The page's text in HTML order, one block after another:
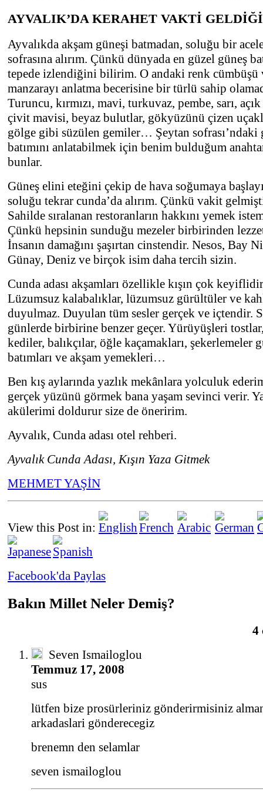
AYVALIK’DA KERAHET VAKTİ
Ayvalıkda akşam güneşi batmadan, soluğu bir
sofrasına alırım. Çünkü dünyada en güzel güneş
tepede izlendiğini bilirim. O andaki renk cümbüşü
manzarayı anlatma becerisine bir türlü sahip
Turuncu, kırmızı, mavi, turkuvaz, pembe, sarı,
çivit mavisi, beyaz bulutlar, gökyüzünü çizen
gölge gibi süzülen gemiler… Şeytan sofrası’ndaki
batımını anlatabilmek için benim bulduğum
bunlar.
Güneş elini eteğini çekip de hava soğumaya
soluğu tekrar cunda’da alırım. Çünkü vakit
Sahilde sıralanan restoranların hakkını yemek
Çünkü hepsinin sunduğu mezeler birbirinden
İnsanın damağını şaşırtan cinstendir. Nesos, Bay
Günay, Deniz ve birçok isim daha tercih sizin.
Cunda adası akşamları özellikle kışın çok
Lüzumsuz kalabalıklar, lüzumsuz gürültüler ve
duyulmaz. Duyulan tüm sesler gerçek ve içtendir.
günlerde birbirine benzer geçer. Yürüyüşleri
kediler, balıkçılar, öğle kaçamakları, şekerlemeler
batımları ve akşam yemekleri…
Ben kış aylarında yazlık mekânlara yolculuk
gerçek yüzünü görmek bana yaşam sevinci verir.
akülerimi doldurur size de öneririm.
Ayvalık, Cunda adası otel rehberi.
Ayvalık Cunda Adası, Kışın Yaza Gitmek
MEHMET YAŞİN
View this Post in:
Facebook'da Paylas
Bakın Millet Neler Demiş?
4
Seven Ismailoglou
Temmuz 17, 2008
sus
lütfen bize prosürleriniz gönderirmisiniz
arkadaslari gönderecegiz
brenemn den selamlar
seven ismailoglou